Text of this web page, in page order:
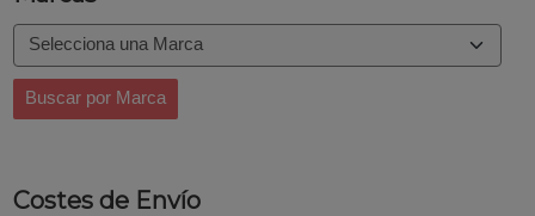
Costes de Envío